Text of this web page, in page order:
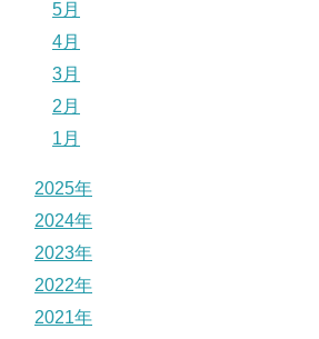
5月
4月
3月
2月
1月
2025年
2024年
2023年
2022年
2021年